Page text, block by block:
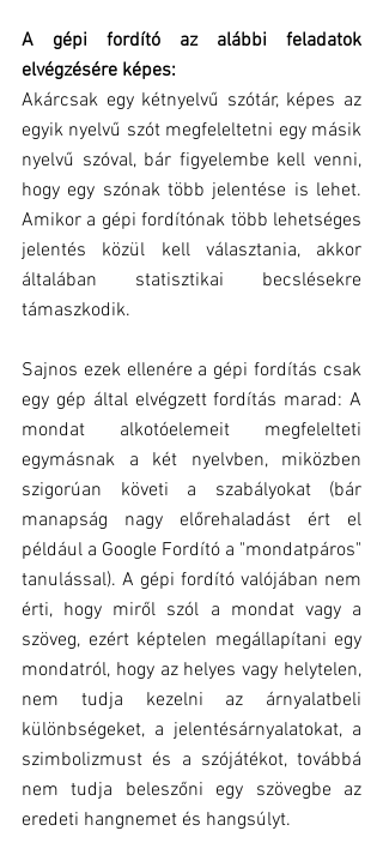
A gépi fordító az alábbi feladatok
elvégzésére képes:
Akárcsak egy kétnyelvű szótár, képes az
egyik nyelvű szót megfeleltetni egy másik
nyelvű szóval, bár figyelembe kell venni,
hogy egy szónak több jelentése is lehet.
Amikor a gépi fordítónak több lehetséges
jelentés közül kell választania, akkor
általában statisztikai becslésekre
támaszkodik.
Sajnos ezek ellenére a gépi fordítás csak
egy gép által elvégzett fordítás marad: A
mondat alkotóelemeit megfelelteti
egymásnak a két nyelvben, miközben
szigorúan követi a szabályokat (bár
manapság nagy előrehaladást ért el
például a Google Fordító a "mondatpáros"
tanulással). A gépi fordító valójában nem
érti, hogy miről szól a mondat vagy a
szöveg, ezért képtelen megállapítani egy
mondatról, hogy az helyes vagy helytelen,
nem tudja kezelni az árnyalatbeli
különbségeket, a jelentésárnyalatokat, a
szimbolizmust és a szójátékot, továbbá
nem tudja beleszőni egy szövegbe az
eredeti hangnemet és hangsúlyt.